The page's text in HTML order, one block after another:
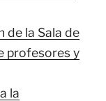
de la Sala de
profesores y
la